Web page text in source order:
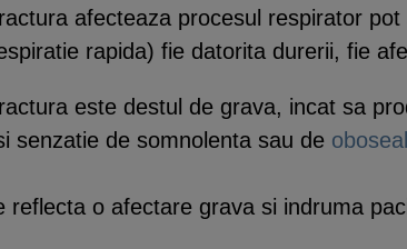
afecteaza procesul respirator
rapida) fie datorita durerii, fie
este destul de grava, incat sa
senzatie de somnolenta sau de
reflecta o afectare grava si indruma